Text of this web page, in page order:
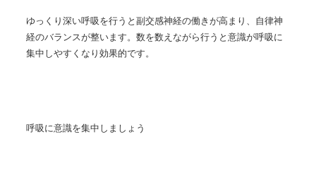
ゆっくり深い呼吸を行うと副交感神経の働きが高まり、自律神
経のバランスが整います。数を数えながら行うと意識が呼吸に
集中しやすくなり効果的です。
呼吸に意識を集中しましょう